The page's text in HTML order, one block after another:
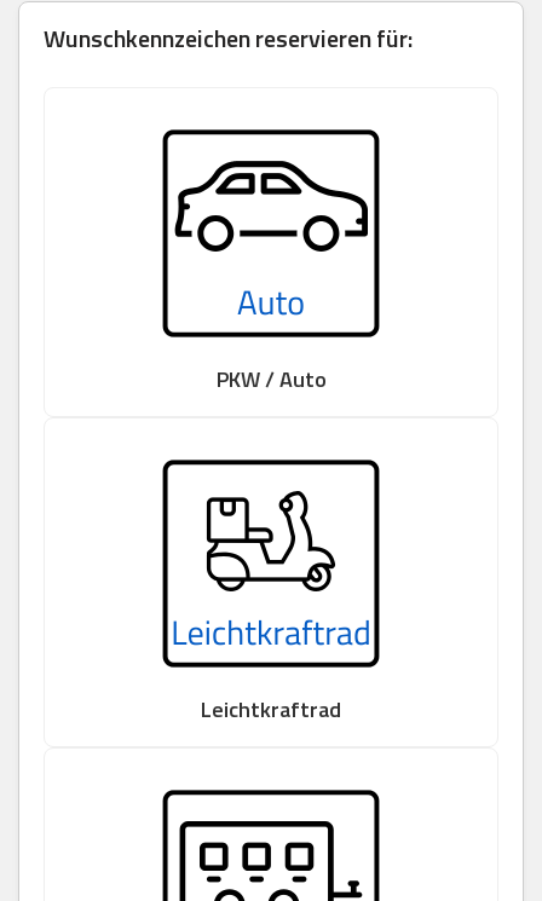
Wunschkennzeichen reservieren für:
PKW / Auto
Leichtkraftrad